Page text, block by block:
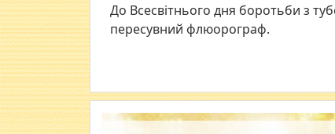
До Всесвітнього дня боротьби з
пересувний флюорограф.